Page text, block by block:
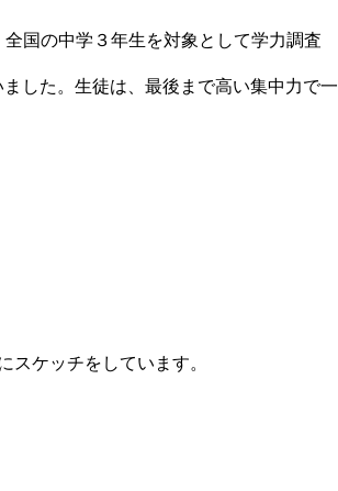
国の中学３年生を対象として学力調査
した。生徒は、最後まで高い集中力で一
ケッチをしています。